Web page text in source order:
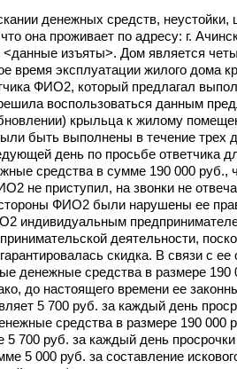
денежных средств,
она проживает по адресу: г.
изъяты>. Дом является
время эксплуатации жилого дома
ФИО2, который предлагал
воспользоваться данным
крыльца к жилому
быть выполнены в течение
день по просьбе ответчика
средства в сумме 190 000 руб.,
не приступил, на звонки не
ФИО2 были нарушены ее
индивидуальным
деятельности,
скидка. В связи с
денежные средства в размере
до настоящего времени ее
5 700 руб. за каждый день
средства в размере 190 000
5 700 руб. за каждый день
5 000 руб. за составление